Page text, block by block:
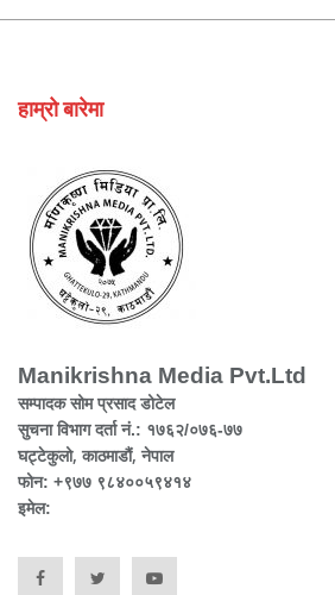
हाम्रो बारेमा
Manikrishna Media Pvt.Ltd
सम्पादक सोम प्रसाद डोटेल
सुचना विभाग दर्ता नं.: १७६२/०७६-७७
घट्टेकुलो, काठमाडौं, नेपाल
फोन: +९७७ ९८४००५९४१४
इमेल: